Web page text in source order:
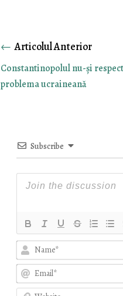
←
Constantinopolul nu-și
problema ucraineană
Subscribe